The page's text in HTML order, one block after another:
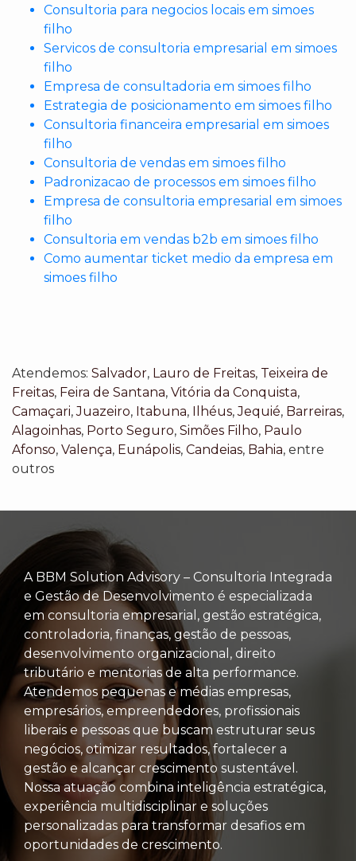
Consultoria para negocios locais em simoes
filho
Servicos de consultoria empresarial em simoes
filho
Empresa de consultadoria em simoes filho
Estrategia de posicionamento em simoes filho
Consultoria financeira empresarial em simoes
filho
Consultoria de vendas em simoes filho
Padronizacao de processos em simoes filho
Empresa de consultoria empresarial em simoes
filho
Consultoria em vendas b2b em simoes filho
Como aumentar ticket medio da empresa em
simoes filho
Atendemos: Salvador, Lauro de Freitas, Teixeira de
Freitas, Feira de Santana, Vitória da Conquista,
Camaçari,Juazeiro, Itabuna, Ilhéus,Jequié, Barreiras,
Alagoinhas, Porto Seguro, Simões Filho, Paulo
Afonso, Valença, Eunápolis, Candeias, Bahia, entre
outros
A BBM Solution Advisory – Consultoria Integrada
e Gestão de Desenvolvimento é especializada
em consultoria empresarial, gestão estratégica,
controladoria, finanças, gestão de pessoas,
desenvolvimento organizacional, direito
tributário e mentorias de alta performance.
Atendemos pequenas e médias empresas,
empresários, empreendedores, profissionais
liberais e pessoas que buscam estruturar seus
negócios, otimizar resultados, fortalecer a
gestão e alcançar crescimento sustentável.
Nossa atuação combina inteligência estratégica,
experiência multidisciplinar e soluções
personalizadas para transformar desafios em
oportunidades de crescimento.